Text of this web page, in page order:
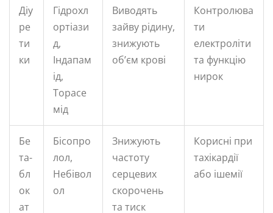
Діу
ре
ти
ки
Гідрохл
ортіази
д,
Індапам
ід,
Торасе
мід
Виводять
зайву рідину,
знижують
об’єм крові
Контролюва
ти
електроліти
та функцію
нирок
Бе
та-
бл
ок
ат
Бісопро
лол,
Небівол
ол
Знижують
частоту
серцевих
скорочень
та тиск
Корисні при
тахікардії
або ішемії